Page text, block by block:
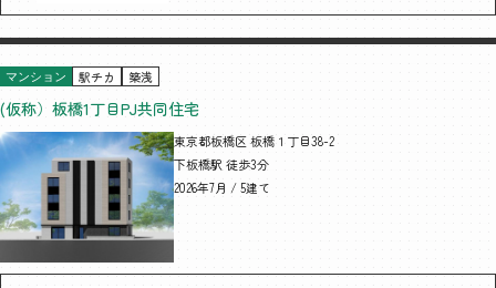
マンション 駅チカ 築浅
(仮称）板橋1丁目PJ共同住宅
東京都板橋区 板橋１丁目38-2
下板橋駅 徒歩3分
2026年7月 / 5建て